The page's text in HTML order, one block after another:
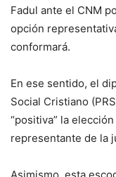
Fadul ante el CNM
opción
conformará.
En ese sentido, el
Social Cristiano
“positiva” la
representante de la